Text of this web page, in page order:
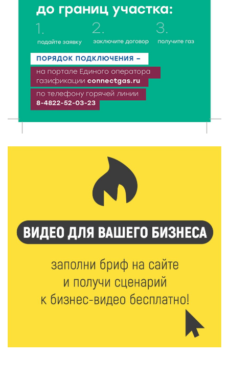
8 Авг 2026 16:37 413
20 гектаров под борщевиком: в Вышневолоцком
округе выявили нарушения на сельхозучастке
8 Авг 2026 15:37 359
Светофор, ЮИДовцы и ГИБДД: в Ржевском округе
напомнили о важности дорожной дисциплины
8 Авг 2026 14:37 391
Кашинской — лауреат всероссийского конкурса
313
Тверские экологи сняли на видео медвежий обед
8 Авг 2026 14:14 528
Виталий Королев запустил веловолну на Волге в
Калязине
Чем удивит X Международный фестиваль «Калитка»
в 2026 году?